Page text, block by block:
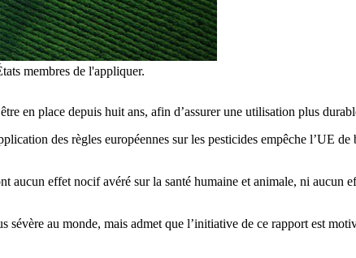
membres de l'appliquer.
en place depuis huit ans, afin d’assurer une utilisation plus
des règles européennes sur les pesticides empêche l’UE
aucun effet nocif avéré sur la santé humaine et animale, ni aucun
au monde, mais admet que l’initiative de ce rapport est